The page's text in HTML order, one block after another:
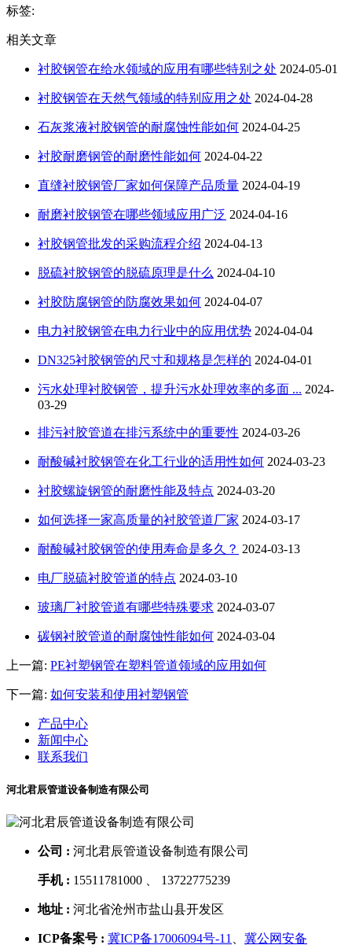
标签:
相关文章
衬胶钢管在给水领域的应用有哪些特别之处 2024-05-01
衬胶钢管在天然气领域的特别应用之处 2024-04-28
石灰浆液衬胶钢管的耐腐蚀性能如何 2024-04-25
衬胶耐磨钢管的耐磨性能如何 2024-04-22
直缝衬胶钢管厂家如何保障产品质量 2024-04-19
耐磨衬胶钢管在哪些领域应用广泛 2024-04-16
衬胶钢管批发的采购流程介绍 2024-04-13
脱硫衬胶钢管的脱硫原理是什么 2024-04-10
衬胶防腐钢管的防腐效果如何 2024-04-07
电力衬胶钢管在电力行业中的应用优势 2024-04-04
DN325衬胶钢管的尺寸和规格是怎样的 2024-04-01
污水处理衬胶钢管，提升污水处理效率的多面 ... 2024-
03-29
排污衬胶管道在排污系统中的重要性 2024-03-26
耐酸碱衬胶钢管在化工行业的适用性如何 2024-03-23
衬胶螺旋钢管的耐磨性能及特点 2024-03-20
如何选择一家高质量的衬胶管道厂家 2024-03-17
耐酸碱衬胶钢管的使用寿命是多久？ 2024-03-13
电厂脱硫衬胶管道的特点 2024-03-10
玻璃厂衬胶管道有哪些特殊要求 2024-03-07
碳钢衬胶管道的耐腐蚀性能如何 2024-03-04
上一篇: PE衬塑钢管在塑料管道领域的应用如何
下一篇: 如何安装和使用衬塑钢管
产品中心
新闻中心
联系我们
河北君辰管道设备制造有限公司
公司 : 河北君辰管道设备制造有限公司
手机 : 15511781000 、 13722775239
地址 : 河北省沧州市盐山县开发区
ICP备案号 : 冀ICP备17006094号-11 冀公网安备